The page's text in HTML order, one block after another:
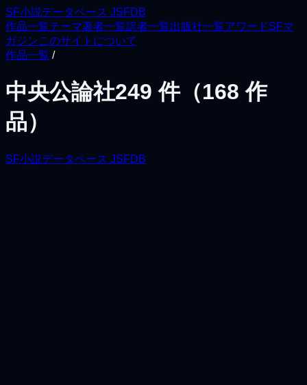
SF小説データベース JSFDB
作品一覧テーマ著者一覧訳者一覧出版社一覧アワードSFマ
ガジンこのサイトについて
作品一覧 /
中央公論社249 件（168 作
品）
SF小説データベース JSFDB